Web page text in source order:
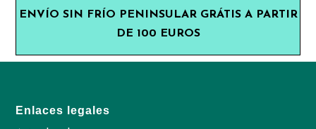
ENVÍO SIN FRÍO PENINSULAR GRÁTIS A PARTIR
DE 100 EUROS
Enlaces legales